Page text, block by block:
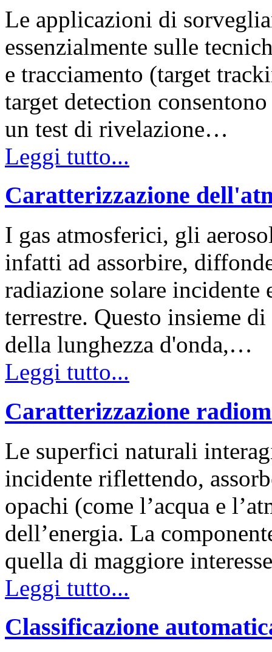
Le applicazioni di
essenzialmente sulle
e tracciamento (target
target detection
un test di rivelazione…
Leggi tutto...
Caratterizzazione
I gas atmosferici, gli
infatti ad assorbire,
radiazione solare incidente
terrestre. Questo insieme
della lunghezza d'onda,…
Leggi tutto...
Caratterizzazione
Le superfici naturali
incidente riflettendo,
opachi (come l’acqua e
dell’energia. La
quella di maggiore
Leggi tutto...
Classificazione